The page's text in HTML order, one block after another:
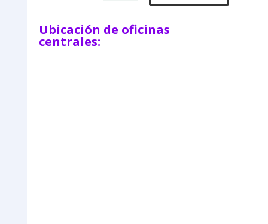
Ubicación de oficinas
centrales: